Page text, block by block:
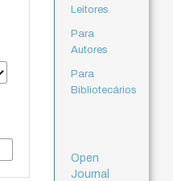
Leitores
Para
Autores
Para
Bibliotecários
Open
Journal